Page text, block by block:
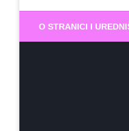
O STRANICI I